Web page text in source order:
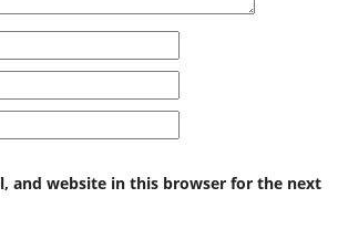
and website in this browser for the next